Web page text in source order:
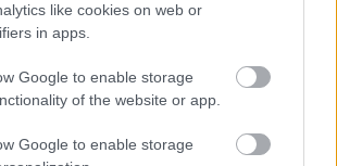
like cookies on web or
in apps.
Google to enable storage
of the website or app.
Google to enable storage
aviktoriánuskor specialitásai.
tovább